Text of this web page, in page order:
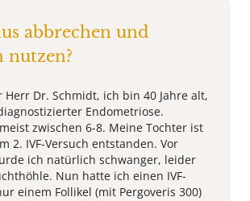
abbrechen und
Herr Dr. Schmidt, ich bin 40 Jahre alt,
Endometriose.
zwischen 6-8. Meine Tochter ist
2. IVF-Versuch entstanden. Vor
ich natürlich schwanger, leider
Nun hatte ich einen IVF-
einem Follikel (mit Pergoveris 300)